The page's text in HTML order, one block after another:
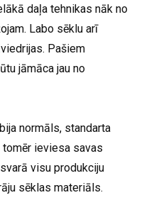
daļa tehnikas nāk no
Labo sēklu arī
Pašiem
jāmāca jau no
normāls, standarta
tomēr ieviesa savas
visu produkciju
sēklas materiāls.